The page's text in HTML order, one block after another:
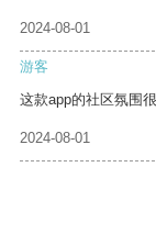
2024-08-01
游客
这款app的社区氛围
2024-08-01